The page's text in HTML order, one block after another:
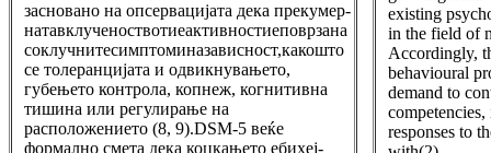
засновано на опсервацијата дека прекумер-
натавклученоствотиеактивностиеповрзана
соклучнитесимптоминазависност,какошто
се толеранцијата и одвикнувањето,
губењето контрола, копнеж, когнитивна
тишина или регулирање на
расположението (8, 9).DSM-5 веќе
формално смета дека коцкањето ебихеј-
existing
in the field of
Accordingly,
behavioural
demand to
responses to